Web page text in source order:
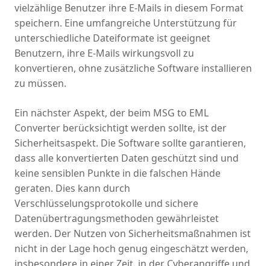
vielzählige Benutzer ihre E-Mails in diesem Format
speichern. Eine umfangreiche Unterstützung für
unterschiedliche Dateiformate ist geeignet
Benutzern, ihre E-Mails wirkungsvoll zu
konvertieren, ohne zusätzliche Software installieren
zu müssen.
Ein nächster Aspekt, der beim MSG to EML
Converter berücksichtigt werden sollte, ist der
Sicherheitsaspekt. Die Software sollte garantieren,
dass alle konvertierten Daten geschützt sind und
keine sensiblen Punkte in die falschen Hände
geraten. Dies kann durch
Verschlüsselungsprotokolle und sichere
Datenübertragungsmethoden gewährleistet
werden. Der Nutzen von Sicherheitsmaßnahmen ist
nicht in der Lage hoch genug eingeschätzt werden,